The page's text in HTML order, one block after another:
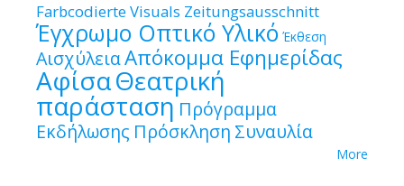
Farbcodierte Visuals Zeitungsausschnitt
Έγχρωμο Οπτικό Υλικό Έκθεση
ΑισχύλειαΑπόκομμα Εφημερίδας
ΑφίσαΘεατρική
παράσταση Πρόγραμμα
Εκδήλωσης Πρόσκληση Συναυλία
More